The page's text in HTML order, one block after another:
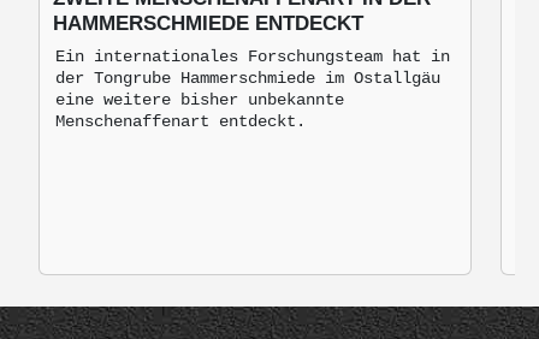
HAMMERSCHMIEDE ENTDECKT
Ein internationales Forschungsteam hat in
der Tongrube Hammerschmiede im Ostallgäu
eine weitere bisher unbekannte
Menschenaffenart entdeckt.